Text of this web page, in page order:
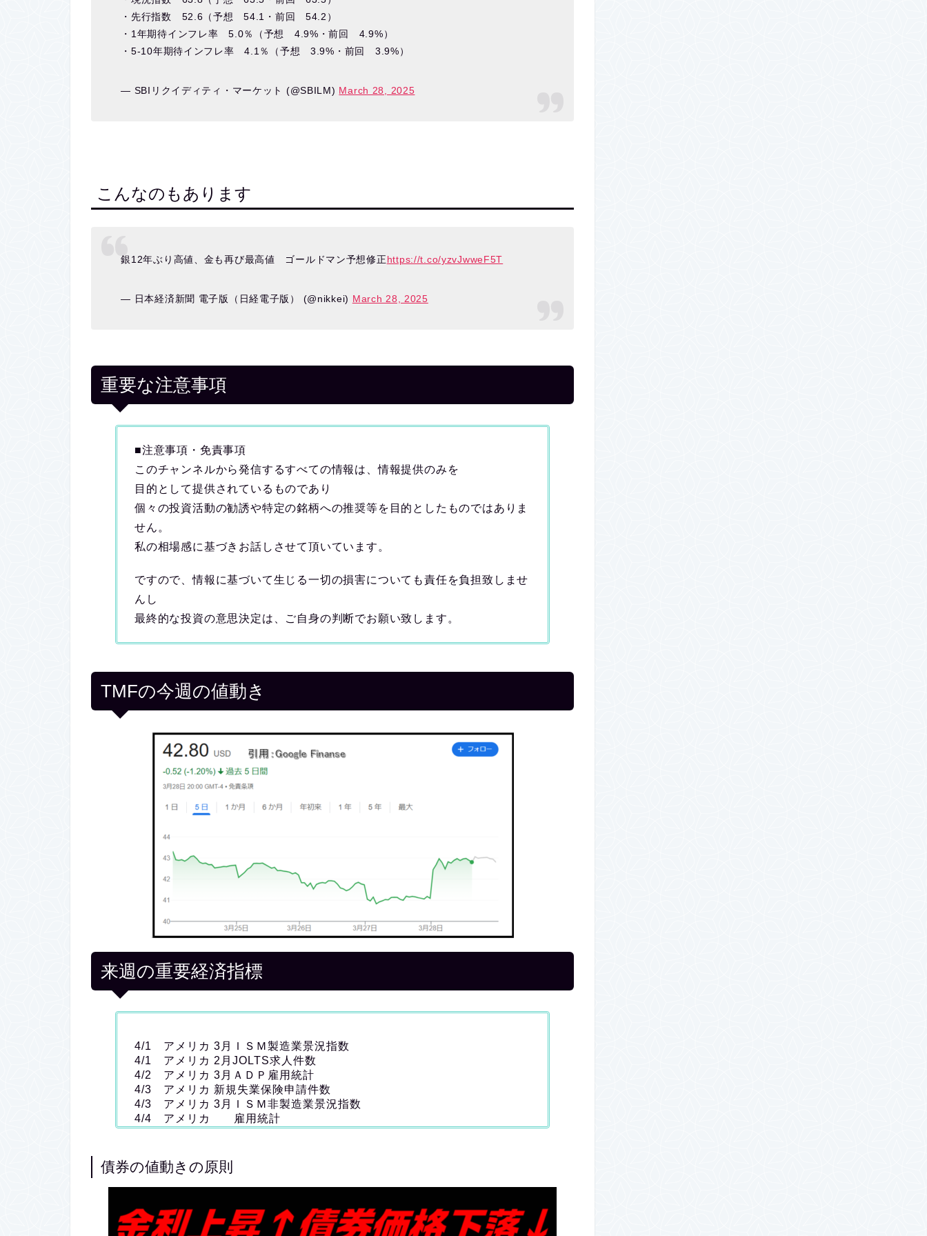
・先行指数 52.6（予想 54.1・前回 54.2）
・1年期待インフレ率 5.0％（予想 4.9%・前回 4.9%）
・5-10年期待インフレ率 4.1％（予想 3.9%・前回 3.9%）
— SBIリクイディティ・マーケット (@SBILM) March 28, 2025
こんなのもあります
銀12年ぶり高値、金も再び最高値 ゴールドマン予想修正https://t.co/yzvJwweF5T
— 日本経済新聞 電子版（日経電子版） (@nikkei) March 28, 2025
重要な注意事項
■注意事項・免責事項
このチャンネルから発信するすべての情報は、情報提供のみを
目的として提供されているものであり
個々の投資活動の勧誘や特定の銘柄への推奨等を目的としたものではありま
せん。
私の相場感に基づきお話しさせて頂いています。
ですので、情報に基づいて生じる一切の損害についても責任を負担致しませ
んし
最終的な投資の意思決定は、ご自身の判断でお願い致します。
TMFの今週の値動き
来週の重要経済指標
4/1 アメリカ 3月ＩＳＭ製造業景況指数
4/1 アメリカ 2月JOLTS求人件数
4/2 アメリカ 3月ＡＤＰ雇用統計
4/3 アメリカ 新規失業保険申請件数
4/3 アメリカ 3月ＩＳＭ非製造業景況指数
4/4 アメリカ 雇用統計
債券の値動きの原則